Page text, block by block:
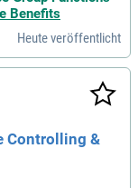
Benefits
Heute veröffentlicht
Controlling &